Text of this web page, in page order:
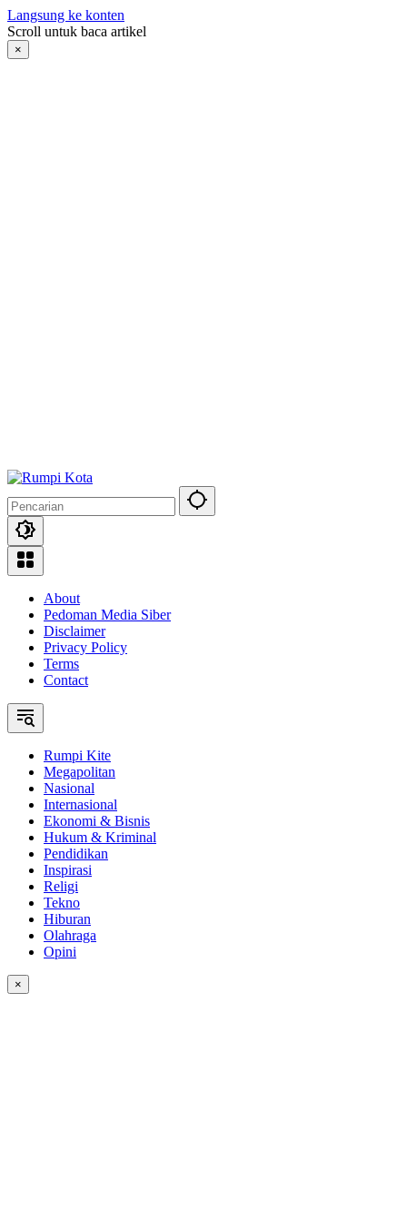
Langsung ke konten
Scroll untuk baca artikel
×
About
Pedoman Media Siber
Disclaimer
Privacy Policy
Terms
Contact
Rumpi Kite
Megapolitan
Nasional
Internasional
Ekonomi & Bisnis
Hukum & Kriminal
Pendidikan
Inspirasi
Religi
Tekno
Hiburan
Olahraga
Opini
×